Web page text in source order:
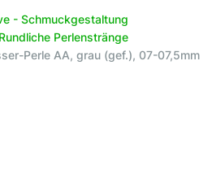
- Schmuckgestaltung
Rundliche Perlenstränge
Perle AA, grau (gef.), 07-07,5mm